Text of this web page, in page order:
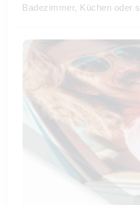
Badezimmer, Küchen oder